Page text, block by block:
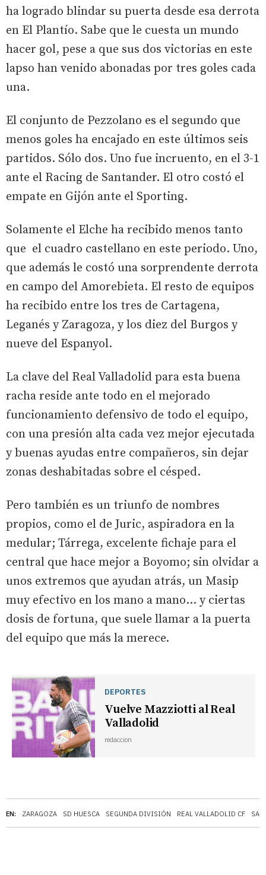
EN: ZARAGOZA SD HUESCA SEGUNDA DIVISIÓN REAL VALLADOLID CF
ha logrado blindar su puerta desde esa derrota
en El Plantío. Sabe que le cuesta un mundo
hacer gol, pese a que sus dos victorias en este
lapso han venido abonadas por tres goles cada
una.
El conjunto de Pezzolano es el segundo que
menos goles ha encajado en este últimos seis
partidos. Sólo dos. Uno fue incruento, en el 3-1
ante el Racing de Santander. El otro costó el
empate en Gijón ante el Sporting.
Solamente el Elche ha recibido menos tanto
que el cuadro castellano en este periodo. Uno,
que además le costó una sorprendente derrota
en campo del Amorebieta. El resto de equipos
ha recibido entre los tres de Cartagena,
Leganés y Zaragoza, y los diez del Burgos y
nueve del Espanyol.
La clave del Real Valladolid para esta buena
racha reside ante todo en el mejorado
funcionamiento defensivo de todo el equipo,
con una presión alta cada vez mejor ejecutada
y buenas ayudas entre compañeros, sin dejar
zonas deshabitadas sobre el césped.
Pero también es un triunfo de nombres
propios, como el de Juric, aspiradora en la
medular; Tárrega, excelente fichaje para el
central que hace mejor a Boyomo; sin olvidar a
unos extremos que ayudan atrás, un Masip
muy efectivo en los mano a mano... y ciertas
dosis de fortuna, que suele llamar a la puerta
del equipo que más la merece.
DEPORTES
Vuelve Mazziotti al Real
Valladolid
redaccion